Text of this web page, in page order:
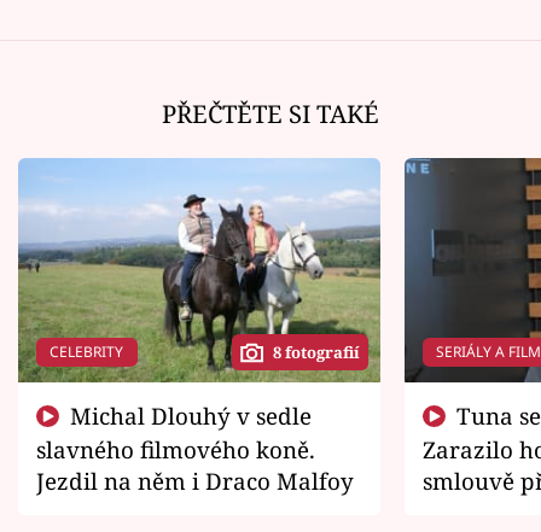
PŘEČTĚTE SI TAKÉ
CELEBRITY 8 fotografií
slavného filmového koně.
Jezdil na něm i Draco Malfoy
SERIÁLY A
Zarazilo
smlouvě